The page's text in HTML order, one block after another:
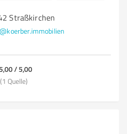
Straßkirchen
5,00 / 5,00
(1 Quelle)